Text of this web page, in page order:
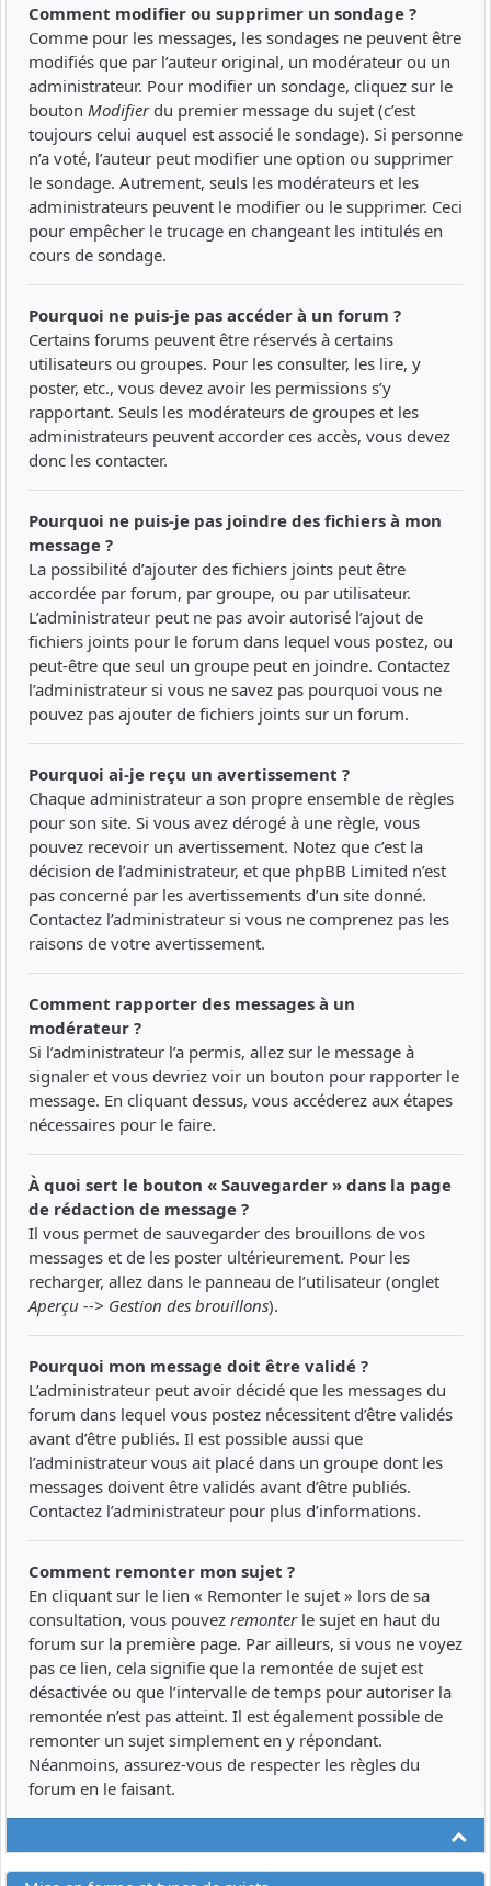
Comment modifier ou supprimer un sondage ?
Comme pour les messages, les sondages ne peuvent être
modifiés que par l’auteur original, un modérateur ou un
administrateur. Pour modifier un sondage, cliquez sur le
bouton Modifierdu premier message du sujet (c’est
toujours celui auquel est associé le sondage). Si personne
n’a voté, l’auteur peut modifier une option ou supprimer
le sondage. Autrement, seuls les modérateurs et les
administrateurs peuvent le modifier ou le supprimer. Ceci
pour empêcher le trucage en changeant les intitulés en
cours de sondage.
Pourquoi ne puis-je pas accéder à un forum ?
Certains forums peuvent être réservés à certains
utilisateurs ou groupes. Pour les consulter, les lire, y
poster, etc., vous devez avoir les permissions s’y
rapportant. Seuls les modérateurs de groupes et les
administrateurs peuvent accorder ces accès, vous devez
donc les contacter.
Pourquoi ne puis-je pas joindre des fichiers à mon
message ?
La possibilité d’ajouter des fichiers joints peut être
accordée par forum, par groupe, ou par utilisateur.
L’administrateur peut ne pas avoir autorisé l’ajout de
fichiers joints pour le forum dans lequel vous postez, ou
peut-être que seul un groupe peut en joindre. Contactez
l’administrateur si vous ne savez pas pourquoi vous ne
pouvez pas ajouter de fichiers joints sur un forum.
Pourquoi ai-je reçu un avertissement ?
Chaque administrateur a son propre ensemble de règles
pour son site. Si vous avez dérogé à une règle, vous
pouvez recevoir un avertissement. Notez que c’est la
décision de l’administrateur, et que phpBB Limited n’est
pas concerné par les avertissements d’un site donné.
Contactez l’administrateur si vous ne comprenez pas les
raisons de votre avertissement.
Comment rapporter des messages à un
modérateur ?
Si l’administrateur l’a permis, allez sur le message à
signaler et vous devriez voir un bouton pour rapporter le
message. En cliquant dessus, vous accéderez aux étapes
nécessaires pour le faire.
À quoi sert le bouton « Sauvegarder » dans la page
de rédaction de message ?
Il vous permet de sauvegarder des brouillons de vos
messages et de les poster ultérieurement. Pour les
recharger, allez dans le panneau de l’utilisateur (onglet
Aperçu --> Gestion des brouillons).
Pourquoi mon message doit être validé ?
L’administrateur peut avoir décidé que les messages du
forum dans lequel vous postez nécessitent d’être validés
avant d’être publiés. Il est possible aussi que
l’administrateur vous ait placé dans un groupe dont les
messages doivent être validés avant d’être publiés.
Contactez l’administrateur pour plus d’informations.
Comment remonter mon sujet ?
En cliquant sur le lien « Remonter le sujet » lors de sa
consultation, vous pouvez remonterle sujet en haut du
forum sur la première page. Par ailleurs, si vous ne voyez
pas ce lien, cela signifie que la remontée de sujet est
désactivée ou que l’intervalle de temps pour autoriser la
remontée n’est pas atteint. Il est également possible de
remonter un sujet simplement en y répondant.
Néanmoins, assurez-vous de respecter les règles du
forum en le faisant.